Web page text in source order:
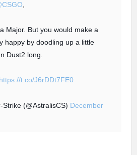
,
Major. But you would make a
happy by doodling up a little
Dust2 long.
https://t.co/J6rDDt7FE0
(@AstralisCS) December